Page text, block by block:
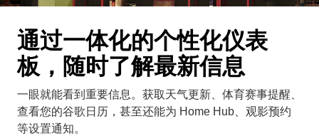
通过一体化的个性化仪表
板，随时了解最新信息
一眼就能看到重要信息。获取天气更新、体育赛事提醒、
查看您的谷歌日历，甚至还能为 Home Hub、观影预约
等设置通知。